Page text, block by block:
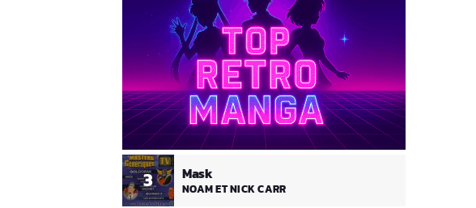
3 Mask
NOAM ET NICK CARR